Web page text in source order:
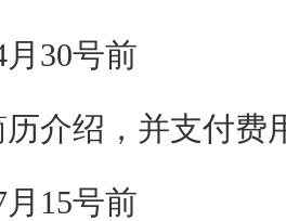
月30号前
介绍，并支付费
月15号前